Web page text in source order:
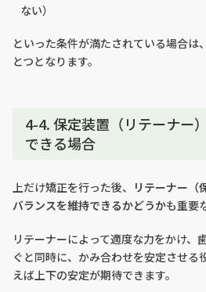
ない）
といった条件が満たされている場合は
とつとなります。
4-4. 保定装置（リテーナー
できる場合
上だけ矯正を行った後、 リテーナー（
バランスを維持できるかどうかも重要
リテーナーによって適度な力をかけ、
ぐと同時に、かみ合わせを安定させる
えば上下の安定が期待できます。